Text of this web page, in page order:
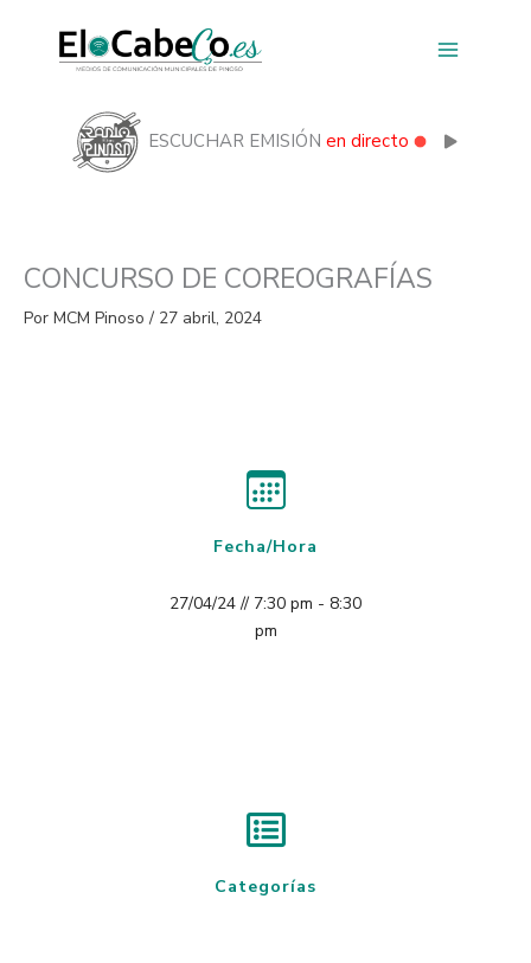
contenido
ESCUCHAR EMISIÓN en directo
CONCURSO DE COREOGRAFÍAS
Por MCM Pinoso / 27 abril, 2024
Fecha/Hora
27/04/24 // 7:30 pm - 8:30
pm
Categorías